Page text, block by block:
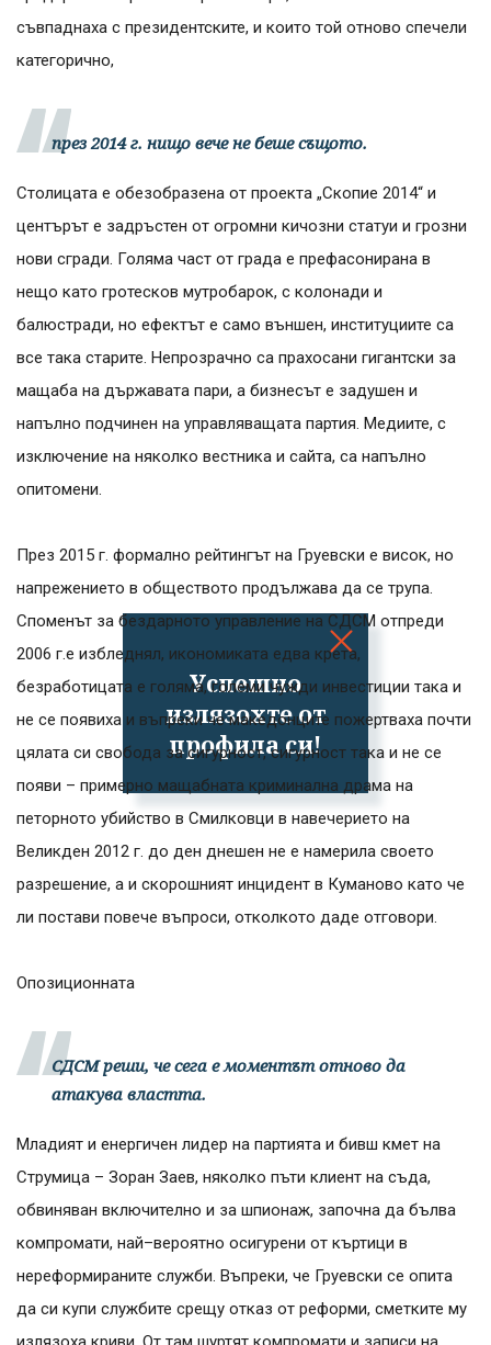
Успешно
излязохте от
профила си!
съвпаднаха с президентските, и които той отново спечели
категорично,
през 2014 г. нищо вече не беше същото.
Столицата е обезобразена от проекта „Скопие 2014“ и
центърът е задръстен от огромни кичозни статуи и грозни
нови сгради. Голяма част от града е префасонирана в
нещо като гротесков мутробарок, с колонади и
балюстради, но ефектът е само външен, институциите са
все така старите. Непрозрачно са прахосани гигантски за
мащаба на държавата пари, а бизнесът е задушен и
напълно подчинен на управляващата партия. Медиите, с
изключение на няколко вестника и сайта, са напълно
опитомени.
През 2015 г. формално рейтингът на Груевски е висок, но
напрежението в обществото продължава да се трупа.
Споменът за бездарното управление на СДСМ отпреди
2006 г.е избледнял, икономиката едва крета,
безработицата е голяма, големи чужди инвестиции така и
не се появиха и въпреки че македонците пожертваха почти
цялата си свобода за сигурност, сигурност така и не се
появи – примерно мащабната криминална драма на
петорното убийство в Смилковци в навечерието на
Великден 2012 г. до ден днешен не е намерила своето
разрешение, а и скорошният инцидент в Куманово като че
ли постави повече въпроси, отколкото даде отговори.
Опозиционната
СДСМ реши, че сега е моментът отново да
атакува властта.
Младият и енергичен лидер на партията и бивш кмет на
Струмица – Зоран Заев, няколко пъти клиент на съда,
обвиняван включително и за шпионаж, започна да бълва
компромати, най–вероятно осигурени от къртици в
нереформираните служби. Въпреки, че Груевски се опита
да си купи службите срещу отказ от реформи, сметките му